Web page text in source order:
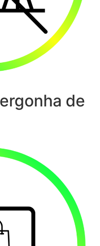
de